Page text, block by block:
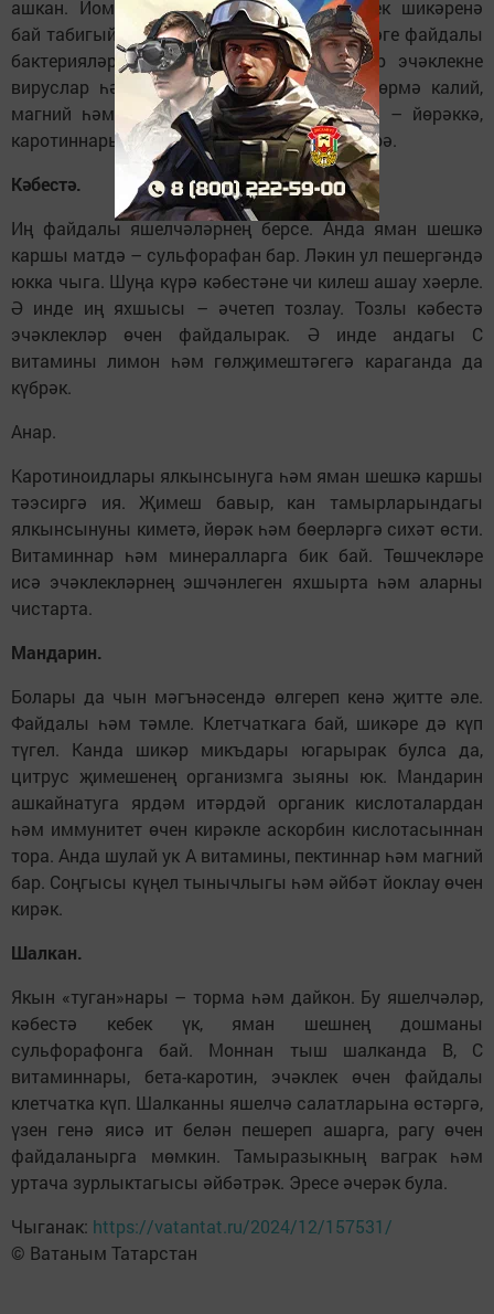
ашкан. Йомшагында пектиннар – үсемлек шикәренә
бай табигый желе күп. Пектиннар эчәклектәге файдалы
бактерияләргә азык булып тора. Ә алар эчәклекне
вируслар һәм бактерияләрдән саклый. Хөрмә калий,
магний һәм каротинга бай. Минераллары – йөрәккә,
каротиннары бавыр һәм күзләргә сихәт бирә.
Кәбестә.
Иң файдалы яшелчәләрнең берсе. Анда яман шешкә
каршы матдә – сульфорафан бар. Ләкин ул пешергәндә
юкка чыга. Шуңа күрә кәбестәне чи килеш ашау хәерле.
Ә инде иң яхшысы – әчетеп тозлау. Тозлы кәбестә
эчәклекләр өчен файдалырак. Ә инде андагы С
витамины лимон һәм гөлҗимештәгегә караганда да
күбрәк.
Анар.
Каротиноидлары ялкынсынуга һәм яман шешкә каршы
тәэсиргә ия. Җимеш бавыр, кан тамырларындагы
ялкынсынуны киметә, йөрәк һәм бөерләргә сихәт өсти.
Витаминнар һәм минералларга бик бай. Төшчекләре
исә эчәклекләрнең эшчәнлеген яхшырта һәм аларны
чистарта.
Мандарин.
Болары да чын мәгънәсендә өлгереп кенә җитте әле.
Файдалы һәм тәмле. Клетчаткага бай, шикәре дә күп
түгел. Канда шикәр микъдары югарырак булса да,
цитрус җимешенең организмга зыяны юк. Мандарин
ашкайнатуга ярдәм итәрдәй органик кислоталардан
һәм иммунитет өчен кирәкле аскорбин кислотасыннан
тора. Анда шулай ук А витамины, пектиннар һәм магний
бар. Соңгысы күңел тынычлыгы һәм әйбәт йоклау өчен
кирәк.
Шалкан.
Якын «туган»нары – торма һәм дайкон. Бу яшелчәләр,
кәбестә кебек үк, яман шешнең дошманы
сульфорафонга бай. Моннан тыш шалканда В, С
витаминнары, бета-каротин, эчәклек өчен файдалы
клетчатка күп. Шалканны яшелчә салатларына өстәргә,
үзен генә яисә ит белән пешереп ашарга, рагу өчен
файдаланырга мөмкин. Тамыразыкның ваграк һәм
уртача зурлыктагысы әйбәтрәк. Эресе әчерәк була.
Чыганак: https://vatantat.ru/2024/12/157531/
© Ватаным Татарстан